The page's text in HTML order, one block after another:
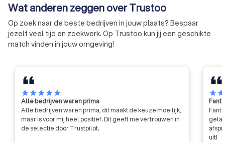
op het gebied van
ervaring en
Registermediator
deze eisen
mediation en het
het imago van het
Wat anderen zeggen over Trustoo
Op zoek naar de beste bedrijven in jouw plaats? Bespaar
jezelf veel tijd en zoekwerk. Op Trustoo kun jij een geschikte
match vinden in jouw omgeving!
starstarstarstarstar
Alle bedrijven waren prima
Alle bedrijven waren prima, dit maakt de keuze moeilijk,
maar is voor mij heel positief. Dit geeft me vertrouwen in
de selectie door Trustpilot.
starstar
uit!